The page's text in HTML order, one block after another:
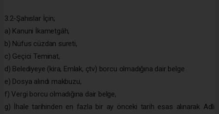
3.2-Şahıslar İçin;
a) Kanuni İkametgâh,
b) Nüfus cüzdan sureti,
c) Geçici Teminat,
d) Belediyeye (kira, Emlak, çtv) borcu olmadığına dair belge
e) Dosya alındı makbuzu,
f) Vergi borcu olmadığına dair belge,
g) İhale tarihinden en fazla bir ay önceki tarih esas alınarak Adli